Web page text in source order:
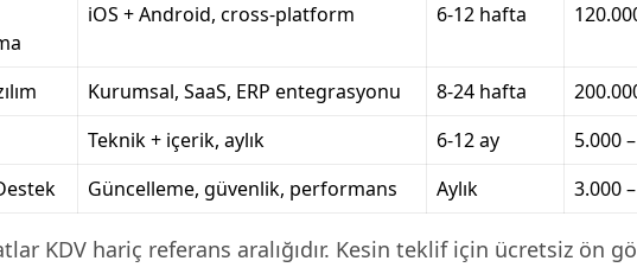
iOS + Android, cross-platform 6-12 hafta
Kurumsal, SaaS, ERP entegrasyonu 8-24 hafta
Teknik + içerik, aylık 6-12 ay
5.000
Güncelleme, güvenlik, performans Aylık 3.000
KDV hariç referans aralığıdır. Kesin teklif için ücretsiz ön